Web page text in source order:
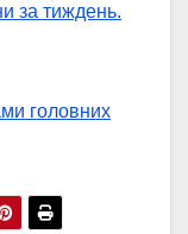
за тиждень.
головних